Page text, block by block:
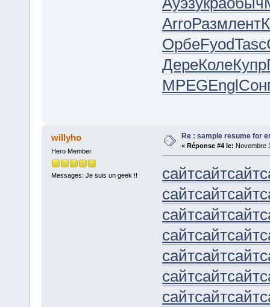
ArroРазмлент
ОрбеFyodTasc
ДереКолеКупр
MPEGEngl
willyho
Hero Member
Messages: Je suis un geek !!
Re : sample resume for
« Réponse #4 le: Novembre
сайтсайтсайт
сайтсайтсайт
сайтсайтсайт
сайтсайтсайт
сайтсайтсайт
сайтсайтсайт
сайтсайтсайт